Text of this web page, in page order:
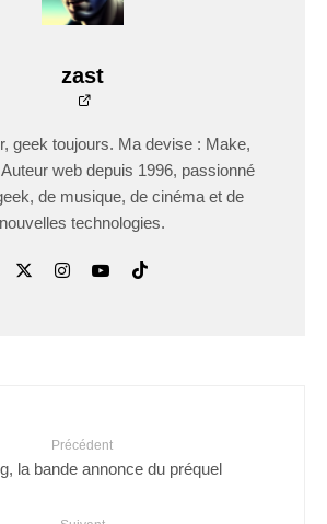
zast
geek toujours. Ma devise : Make,
web depuis 1996, passionné
de musique, de cinéma et de
nouvelles technologies.
Précédent
la bande annonce du préquel